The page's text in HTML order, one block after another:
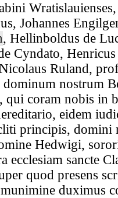
Johannes
, Hellinboldus de
Cyndato, Henricus
Ruland,
nostrum
qui coram nobis in
eidem
principis, domini
Hedwigi,
ecclesiam sancte
quod presens
duximus